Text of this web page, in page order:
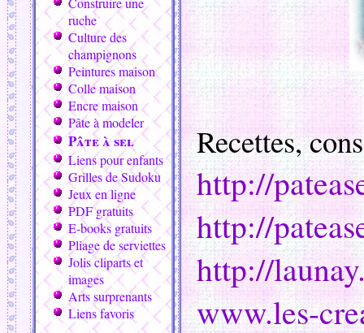
ruche
Culture des
champignons
Peintures maison
Colle maison
Encre maison
Pâte à modeler
Pâte à sel
Liens pour enfants
Grilles de Sudoku
Jeux en ligne
PDF gratuits
E-books gratuits
Pliage de serviettes
Jolis cliparts et
images
Arts surprenants
Liens favoris
Recettes,
http://
http://
http://
www.les-